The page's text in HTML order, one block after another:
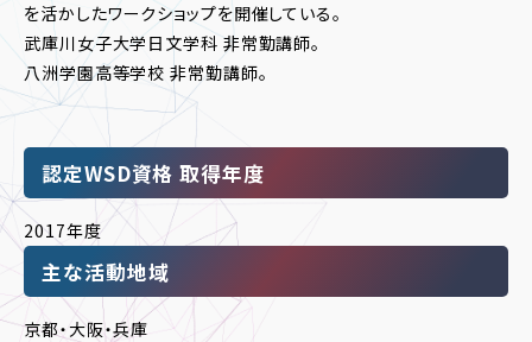
を活かしたワークショップを開催している。
武庫川女子大学日文学科 非常勤講師。
八洲学園高等学校 非常勤講師。
認定WSD資格 取得年度
2017年度
主な活動地域
京都・大阪・兵庫